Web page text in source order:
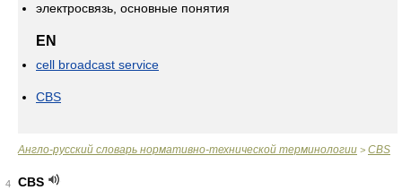
электросвязь, основные понятия
EN
cell broadcast service
CBS
Англо-русский словарь нормативно-технической терминологии > CBS
4
CBS